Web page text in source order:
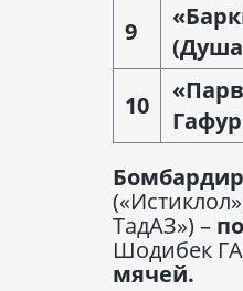
9
10
ТадАЗ») – по
Шодибек
мячей.